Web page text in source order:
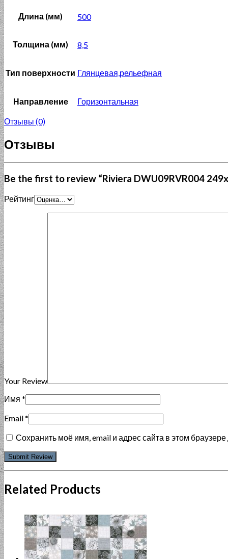
Длина (мм) 500
Толщина (мм) 8,5
Тип поверхности Глянцевая,рельефная
Направление Горизонтальная
Отзывы (0)
Отзывы
Be the first to review “Riviera DWU09RVR004
Рейтинг
Your Review
Имя *
Email*
Сохранить моё имя, email и адрес сайта в этом
Related Products